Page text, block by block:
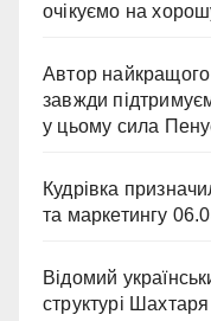
очікуємо на
Автор найкращого
завжди
у цьому сила
Кудрівка
та маркетингу
Відомий
структурі Шахтаря